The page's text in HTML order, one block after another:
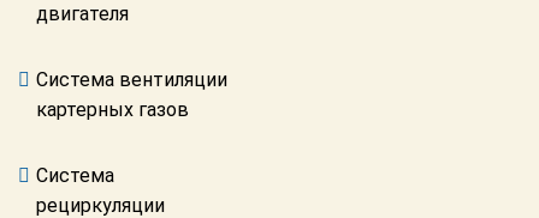
сотрудничество
Акции
Новости
Как оформить
заказ
двигателя
Система вентиляции
картерных газов
Система
рециркуляции